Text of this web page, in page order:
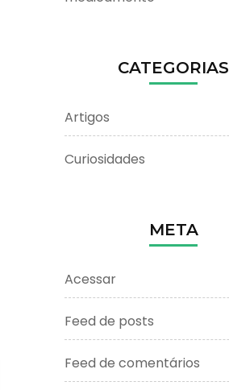
CATEGORIAS
Artigos
Curiosidades
META
Acessar
Feed de posts
Feed de comentários